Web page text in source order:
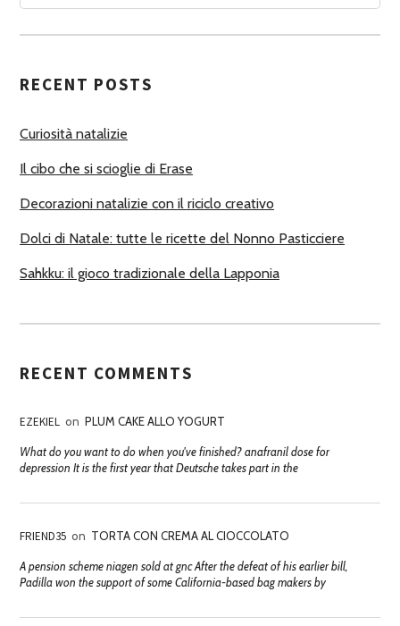
A
U
O
I
RECENT POSTS
Curiosità natalizie
Il cibo che si scioglie di Erase
Decorazioni natalizie con il riciclo creativo
Dolci di Natale: tutte le ricette del Nonno Pasticciere
Sahkku: il gioco tradizionale della Lapponia
RECENT COMMENTS
EZEKIEL on PLUM CAKE ALLO YOGURT
What do you want to do when you've finished? anafranil dose for
depression It is the first year that Deutsche takes part in the
FRIEND35 on TORTA CON CREMA AL CIOCCOLATO
A pension scheme niagen sold at gnc After the defeat of his earlier bill,
Padilla won the support of some California-based bag makers by